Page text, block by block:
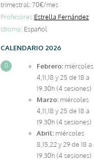
trimestral: 70€/mes
Profesores:Estrella Fernández
Idioma: Español
CALENDARIO 2026
Febrero: miércoles
4,11,18 y 25 de 18 a
19.30h (4 sesiones)
Marzo: miércoles
4,11,18 y 25 de 18 a
19.30h (4 sesiones)
Abril: miércoles
8,15,22 y 29 de 18 a
19.30h (4 sesiones)